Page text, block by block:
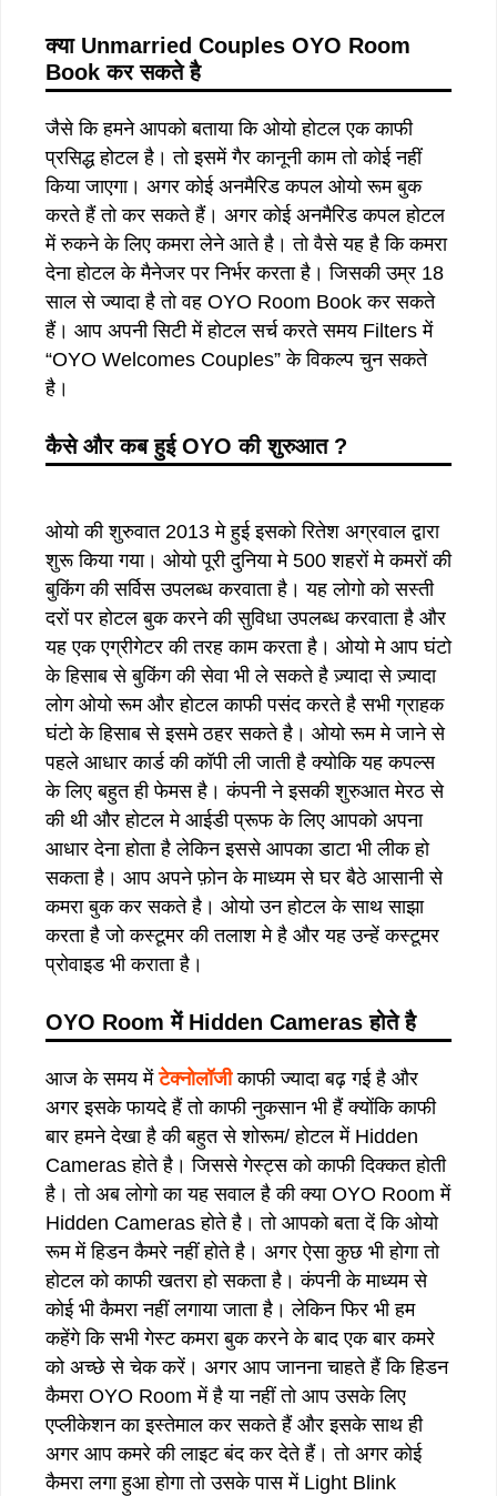
क्याUnmarried Couples OYO Room
Bookकर सकते है
जैसे कि हमने आपको बताया कि ओयो होटल एक काफी
प्रसिद्ध होटल है। तो इसमें गैर कानूनी काम तो कोई नहीं
किया जाएगा। अगर कोई अनमैरिड कपल ओयो रूम बुक
करते हैं तो कर सकते हैं। अगर कोई अनमैरिड कपल होटल
में रुकने के लिए कमरा लेने आते है। तो वैसे यह है कि कमरा
देना होटल के मैनेजर पर निर्भर करता है। जिसकी उम्र 18
साल से ज्यादा है तो वह OYO Room Book कर सकते
हैं। आप अपनी सिटी में होटल सर्च करते समय Filters में
“OYO Welcomes Couples” के विकल्प चुन सकते
है।
कैसे और कब हुई OYO की शुरुआत ?
ओयो की शुरुवात 2013 मे हुई इसको रितेश अग्रवाल द्वारा
शुरू किया गया। ओयो पूरी दुनिया मे 500 शहरों मे कमरों की
बुकिंग की सर्विस उपलब्ध करवाता है। यह लोगो को सस्ती
दरों पर होटल बुक करने की सुविधा उपलब्ध करवाता है और
यह एक एग्रीगेटर की तरह काम करता है। ओयो मे आप घंटो
के हिसाब से बुकिंग की सेवा भी ले सकते है ज़्यादा से ज़्यादा
लोग ओयो रूम और होटल काफी पसंद करते है सभी ग्राहक
घंटो के हिसाब से इसमे ठहर सकते है। ओयो रूम मे जाने से
पहले आधार कार्ड की कॉपी ली जाती है क्योकि यह कपल्स
के लिए बहुत ही फेमस है। कंपनी ने इसकी शुरुआत मेरठ से
की थी और होटल मे आईडी प्रूफ के लिए आपको अपना
आधार देना होता है लेकिन इससे आपका डाटा भी लीक हो
सकता है। आप अपने फ़ोन के माध्यम से घर बैठे आसानी से
कमरा बुक कर सकते है। ओयो उन होटल के साथ साझा
करता है जो कस्टूमर की तलाश मे है और यह उन्हें कस्टूमर
प्रोवाइड भी कराता है।
OYO RoomमेंHidden Camerasहोते है
आज के समय मेंटेक्नोलॉजी काफी ज्यादा बढ़ गई है और
अगर इसके फायदे हैं तो काफी नुकसान भी हैं क्योंकि काफी
बार हमने देखा है की बहुत से शोरूम/ होटल में Hidden
Cameras होते है। जिससे गेस्ट्स को काफी दिक्कत होती
है। तो अब लोगो का यह सवाल है की क्या OYO Room में
Hidden Cameras होते है। तो आपको बता दें कि ओयो
रूम में हिडन कैमरे नहीं होते है। अगर ऐसा कुछ भी होगा तो
होटल को काफी खतरा हो सकता है। कंपनी के माध्यम से
कोई भी कैमरा नहीं लगाया जाता है। लेकिन फिर भी हम
कहेंगे कि सभी गेस्ट कमरा बुक करने के बाद एक बार कमरे
को अच्छे से चेक करें। अगर आप जानना चाहते हैं कि हिडन
कैमरा OYO Room में है या नहीं तो आप उसके लिए
एप्लीकेशन का इस्तेमाल कर सकते हैं और इसके साथ ही
अगर आप कमरे की लाइट बंद कर देते हैं। तो अगर कोई
कैमरा लगा हुआ होगा तो उसके पास में Light Blink